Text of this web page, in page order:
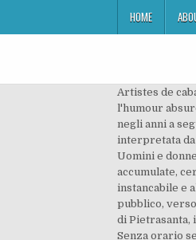
HOME
Artistes de cabaret Mort de l'humoriste André Gaillard, l'un des "Frères ennemis" C'est son duo comique avec Teddy Vrignault qui a valu à cet artiste adepte de l'humour absurde un grand succès. Grenoble. Delle canzoni del disco, solo Verranno a chiederti del nostro amore[107] rimane nel repertorio dell'autore dal vivo negli anni a seguire[108]. Nel 1964 incide La canzone di Marinella, che gli darà il grande successo e la notorietà a livello nazionale tre anni dopo, quando sarà interpretata da Mina; il testo è in apparenza fiabesco ma ispirato a un fatto di cronaca. Gli eravamo accanto, gli stringevamo le mani», disse Cristiano De André. Uomini e donne di Fabrizio De André. Mannerini mi ha insegnato che essere intelligenti non significa tanto accumulare nozioni, quanto selezionarle una volta accumulate, cercando di separare quelle utili da quelle disutili. Sono anche gli anni in cui De André fa le sue prime